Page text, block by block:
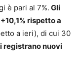
è pari al 7%. Gli
rispetto a
a ieri), di cui 30
registrano nuovi